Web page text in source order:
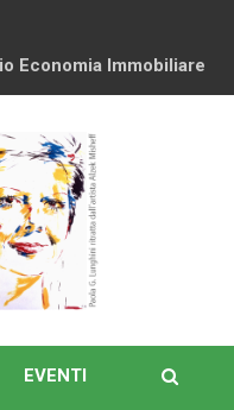
Economia Immobiliare
EVENTI